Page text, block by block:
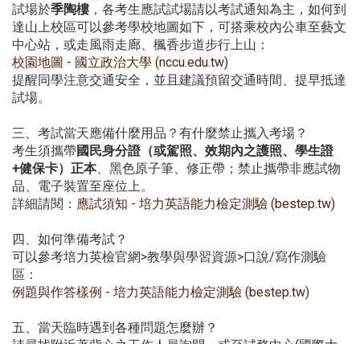
試場於季陶樓 ，各考生應試試場請以考試通知為主，如何到
達山上校區可以參考學校地圖如下，可搭乘校內公車至藝文
中心站，或走風雨走廊、楓香步道步行上山：
校園地圖 - 國立政治大學 (nccu.edu.tw)
提醒同學注意交通安全，並且建議預留交通時間、提早抵達
試場。
三、考試當天應備什麼用品？有什麼禁止攜入考場？
考生須攜帶國民身分證（或駕照、效期內之護照、學生證
+健保卡）正本、黑色原子筆、修正帶；禁止攜帶非應試物
品、電子裝置至座位上。
詳細請閱： 應試須知 - 培力英語能力檢定測驗 (bestep.tw)
四、如何準備考試？
可以參考培力英檢官網>教學與學習資源>口說/寫作測驗
區：
例題與作答樣例 - 培力英語能力檢定測驗 (bestep.tw)
五、當天臨時遇到各種問題怎麼辦？